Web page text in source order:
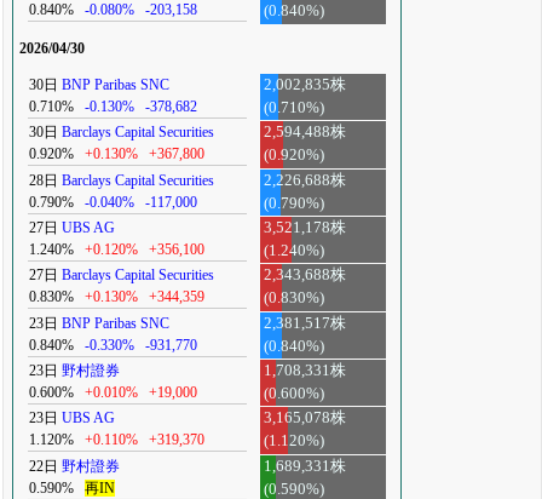
0.840%
-0.080% -203,158
(0.840%)
2026/04/30
30日 BNP Paribas SNC
0.710%
-0.130% -378,682
2,002,835株
(0.710%)
30日 Barclays Capital Securities
0.920%
+0.130% +367,800
2,594,488株
(0.920%)
28日 Barclays Capital Securities
0.790%
-0.040% -117,000
2,226,688株
(0.790%)
27日 UBS AG
1.240%
+0.120% +356,100
3,521,178株
(1.240%)
27日 Barclays Capital Securities
0.830%
+0.130% +344,359
2,343,688株
(0.830%)
23日 BNP Paribas SNC
0.840%
-0.330% -931,770
2,381,517株
(0.840%)
23日 野村證券
0.600%
+0.010% +19,000
1,708,331株
(0.600%)
23日 UBS AG
1.120%
+0.110% +319,370
3,165,078株
(1.120%)
22日 野村證券
0.590%
再IN
1,689,331株
(0.590%)